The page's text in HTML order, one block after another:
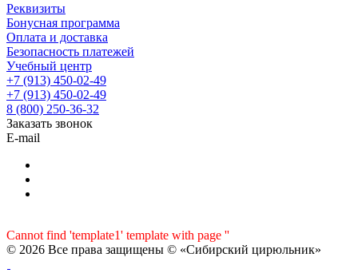
Реквизиты
Бонусная программа
Оплата и доставка
Безопасность платежей
Учебный центр
+7 (913) 450-02-49
+7 (913) 450-02-49
8 (800) 250-36-32
Заказать звонок
E-mail
Cannot find 'template1' template with page ''
© 2026 Все права защищены © «Сибирский цирюльник»